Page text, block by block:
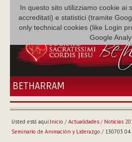
In questo sito utilizziamo cookie ai
accreditati) e statistici (tramite
only technical cookies (like Login
Google
BETHARRAM
INICIO
BETHARRAM
Usted está aquí:Inicio / Actualidades/ Noticias
Seminario de Animación y Liderazgo / 130703 04